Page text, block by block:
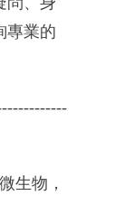
專業的
生物，